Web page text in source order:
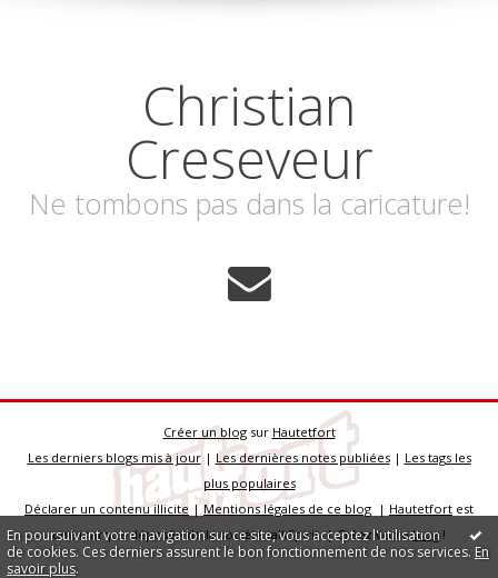
En poursuivant votre navigation sur ce site, vous acceptez l'utilisation
de cookies. Ces derniers assurent le bon fonctionnement de nos services. En
savoir plus.
Christian
Creseveur
Ne tombons pas dans la caricature!
Créer un blogsur Hautetfort
Les derniers blogs mis à jour| Les dernières notes publiées| Les tags les
plus populaires
Déclarer un contenu illicite |Mentions légales de ce blog | Hautetfort est
une marque déposée de la société talkSpirit | Créez votreblog !